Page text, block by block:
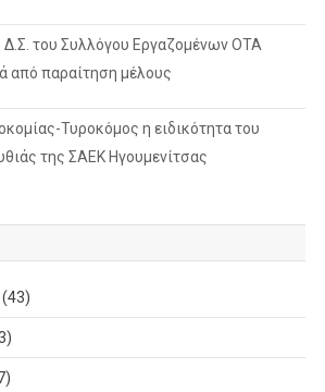
Δ.Σ. του Συλλόγου Εργαζομένων ΟΤΑ
από παραίτηση μέλους
Τυροκόμος η ειδικότητα του
της ΣΑΕΚ Ηγουμενίτσας
(43)